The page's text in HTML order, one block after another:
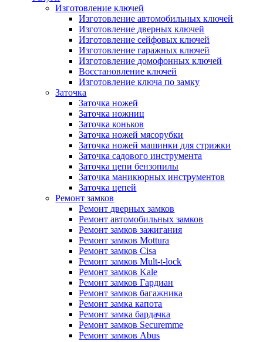
Изготовление ключей
Изготовление автомобильных ключей
Изготовление дверных ключей
Изготовление сейфовых ключей
Изготовление гаражных ключей
Изготовление домофонных ключей
Восстановление ключей
Изготовление ключа по замку
Заточка
Заточка ножей
Заточка ножниц
Заточка коньков
Заточка ножей мясорубки
Заточка ножей машинки для стрижки
Заточка садового инструмента
Заточка цепи бензопилы
Заточка маникюрных инструментов
Заточка цепей
Ремонт замков
Ремонт дверных замков
Ремонт автомобильных замков
Ремонт замков зажигания
Ремонт замков Mottura
Ремонт замков Cisa
Ремонт замков Mult-t-lock
Ремонт замков Kale
Ремонт замков Гардиан
Ремонт замков багажника
Ремонт замка капота
Ремонт замка бардачка
Ремонт замков Securemme
Ремонт замков Abus